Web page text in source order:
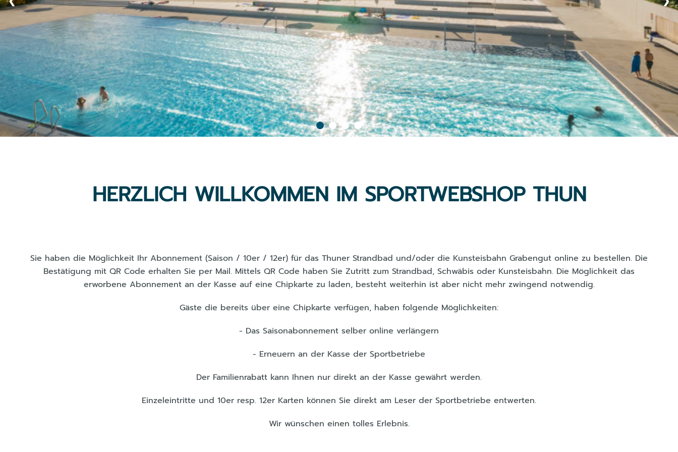
HERZLICH WILLKOMMEN IM SPORTWEBSHOP THUN
Sie haben die Möglichkeit Ihr Abonnement (Saison / 10er / 12er) für das Thuner Strandbad und/oder die Kunsteisbahn Grabengut online zu bestellen. Die
Bestätigung mit QR Code erhalten Sie per Mail. Mittels QR Code haben Sie Zutritt zum Strandbad, Schwäbis oder Kunsteisbahn. Die Möglichkeit das
erworbene Abonnement an der Kasse auf eine Chipkarte zu laden, besteht weiterhin ist aber nicht mehr zwingend notwendig.
Gäste die bereits über eine Chipkarte verfügen, haben folgende Möglichkeiten:
- Das Saisonabonnement selber online verlängern
- Erneuern an der Kasse der Sportbetriebe
Der Familienrabatt kann Ihnen nur direkt an der Kasse gewährt werden.
Einzeleintritte und 10er resp. 12er Karten können Sie direkt am Leser der Sportbetriebe entwerten.
Wir wünschen einen tolles Erlebnis.